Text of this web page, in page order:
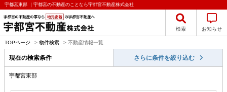
宇都宮東部 ｜宇都宮の不動産のことなら宇都宮不動産株式会社
検索 お知らせ
TOPページ > 物件検索 > 不動産情報一覧
現在の検索条件 さらに条件を絞り込む
宇都宮東部